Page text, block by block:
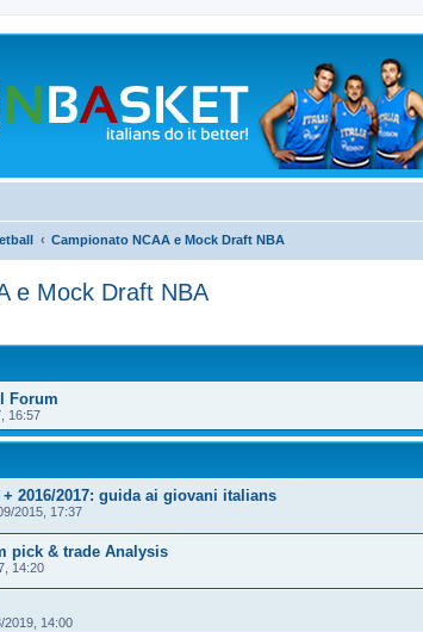
Campionato NCAA e Mock Draft NBA
e Mock Draft NBA
Forum
16:57
+ 2016/2017: guida ai giovani italians
2015, 17:37
pick & trade Analysis
14:20
2019, 14:00